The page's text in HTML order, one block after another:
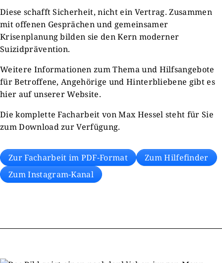
Diese schafft Sicherheit, nicht ein Vertrag. Zusammen
mit offenen Gesprächen und gemeinsamer
Krisenplanung bilden sie den Kern moderner
Suizidprävention.
Weitere Informationen zum Thema und Hilfsangebote
für Betroffene, Angehörige und Hinterbliebene gibt es
hier auf unserer Website.
Die komplette Facharbeit von Max Hessel steht für Sie
zum Download zur Verfügung.
Zur Facharbeit im PDF-Format
Zum Hilfefinder
Zum Instagram-Kanal